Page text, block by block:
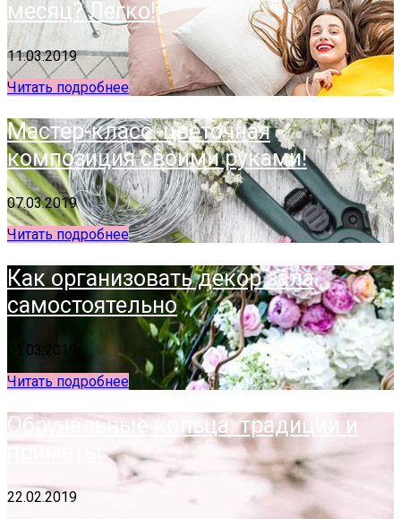
месяц? Легко!
11.03.2019
Читать подробнее
Мастер-класс: цветочная
композиция своими руками!
07.03.2019
Читать подробнее
Как организовать декор зала
самостоятельно
01.03.2019
Читать подробнее
Обручальные кольца: традиции и
приметы
22.02.2019